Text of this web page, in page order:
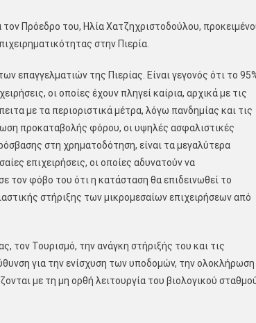
Πρόεδρο του, Ηλία Χατζηχριστοδούλου,
στην Πιερία.
επαγγελματιών της Πιερίας. Είναι γεγονός ότι το
οι οποίες έχουν πληγεί καίρια, αρχικά με τις
με τα περιοριστικά μέτρα, λόγω πανδημίας και τις
προκαταβολής φόρου, οι υψηλές ασφαλιστικές
στη χρηματοδότηση, είναι τα μεγαλύτερα
επιχειρήσεις, οι οποίες αδυνατούν να
τον φόβο του ότι η κατάσταση θα επιδεινωθεί το
στήριξης των μικρομεσαίων επιχειρήσεων από
τον Τουρισμό, την ανάγκη στήριξής του και τις
για την ενίσχυση των υποδομών, την ολοκλήρωση
με τη μη ορθή λειτουργία του βιολογικού